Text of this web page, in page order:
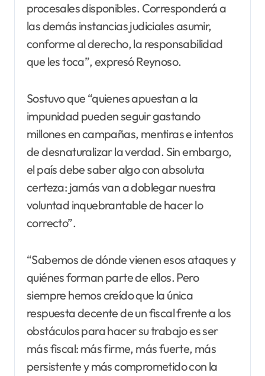
procesales disponibles. Corresponderá a
las demás instancias judiciales asumir,
conforme al derecho, la responsabilidad
que les toca”, expresó Reynoso.
Sostuvo que “quienes apuestan a la
impunidad pueden seguir gastando
millones en campañas, mentiras e intentos
de desnaturalizar la verdad. Sin embargo,
el país debe saber algo con absoluta
certeza: jamás van a doblegar nuestra
voluntad inquebrantable de hacer lo
correcto”.
“Sabemos de dónde vienen esos ataques y
quiénes forman parte de ellos. Pero
siempre hemos creído que la única
respuesta decente de un fiscal frente a los
obstáculos para hacer su trabajo es ser
más fiscal: más firme, más fuerte, más
persistente y más comprometido con la